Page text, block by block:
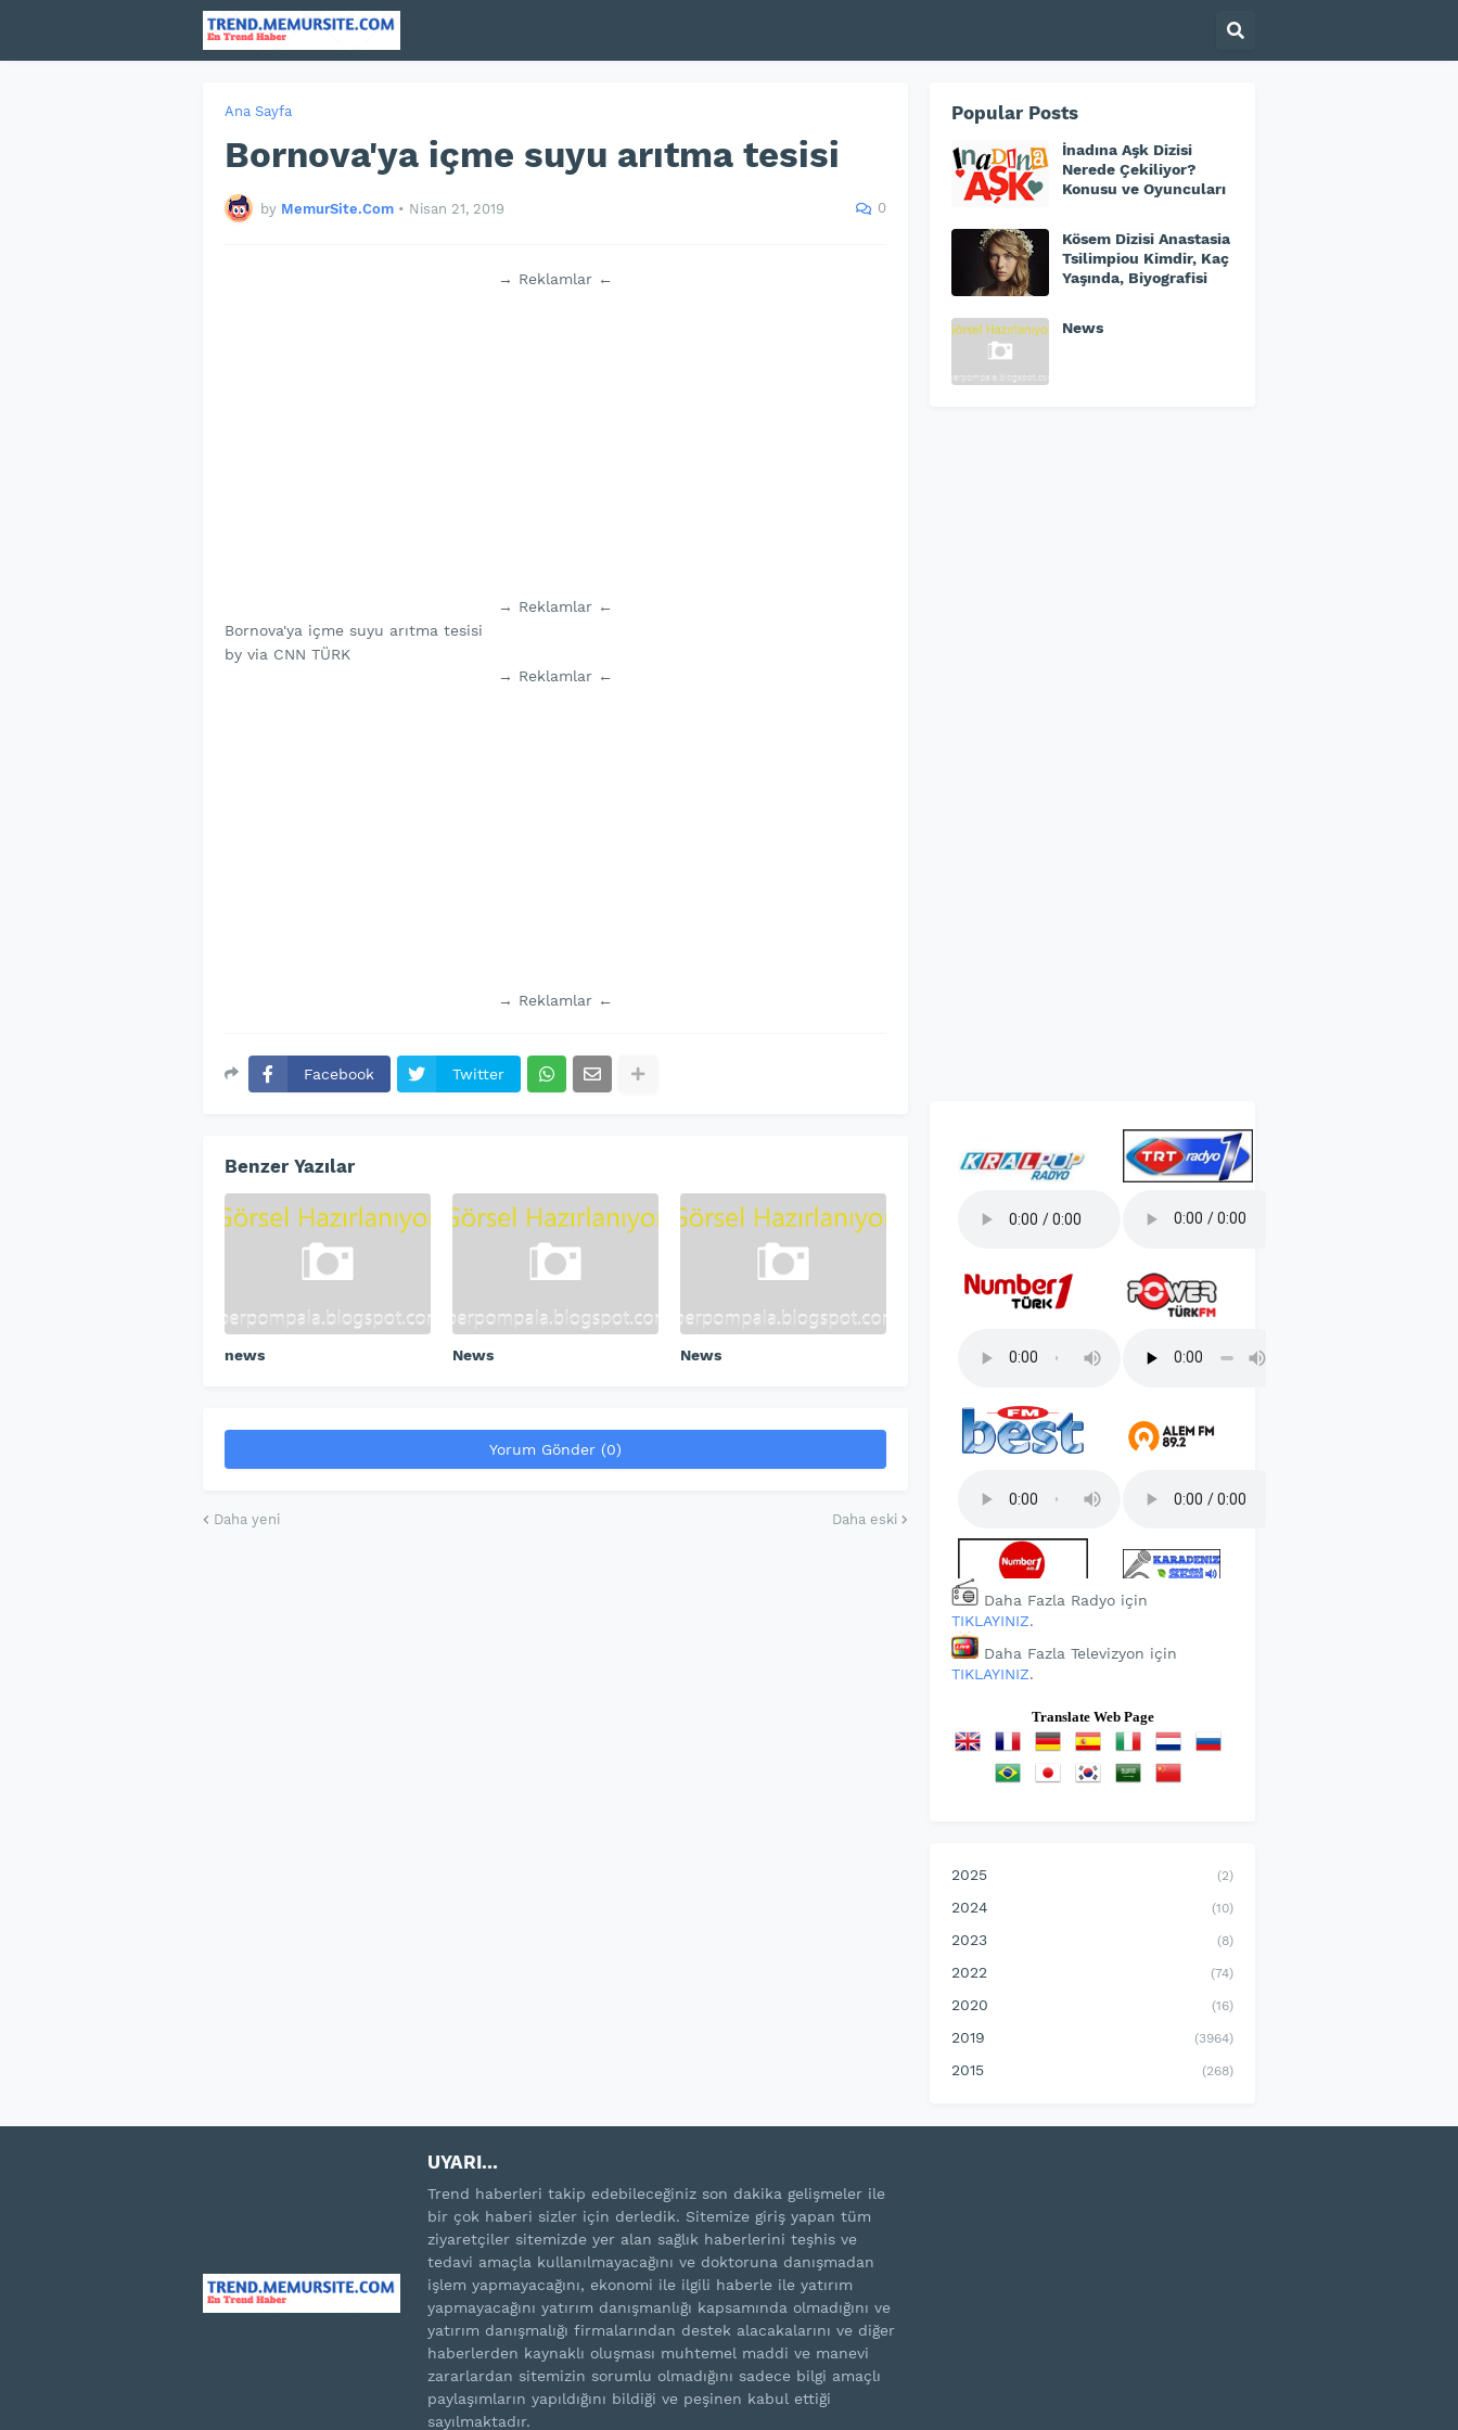
Ana Sayfa
Bornova'ya içme suyu arıtma tesisi
by MemurSite.Com • Nisan 21, 2019 0
→ Reklamlar ←
→ Reklamlar ←
Bornova'ya içme suyu arıtma tesisi
by via CNN TÜRK
→ Reklamlar ←
→ Reklamlar ←
Facebook Twitter
Benzer Yazılar
news News News
Yorum Gönder (0)
Daha yeni Daha eski
Popular Posts
İnadına Aşk Dizisi
Nerede Çekiliyor?
Konusu ve Oyuncuları
Kösem Dizisi Anastasia
Tsilimpiou Kimdir, Kaç
Yaşında, Biyografisi
News
Daha Fazla Radyo için
TIKLAYINIZ.
Daha Fazla Televizyon için
TIKLAYINIZ.
Translate Web Page
2025 (2)
2024 (10)
2023 (8)
2022 (74)
2020 (16)
2019 (3964)
2015 (268)
UYARI...
Trend haberleri takip edebileceğiniz son dakika gelişmeler ile
bir çok haberi sizler için derledik. Sitemize giriş yapan tüm
ziyaretçiler sitemizde yer alan sağlık haberlerini teşhis ve
tedavi amaçla kullanılmayacağını ve doktoruna danışmadan
işlem yapmayacağını, ekonomi ile ilgili haberle ile yatırım
yapmayacağını yatırım danışmanlığı kapsamında olmadığını ve
yatırım danışmalığı firmalarından destek alacakalarını ve diğer
haberlerden kaynaklı oluşması muhtemel maddi ve manevi
zararlardan sitemizin sorumlu olmadığını sadece bilgi amaçlı
paylaşımların yapıldığını bildiği ve peşinen kabul ettiği
sayılmaktadır.